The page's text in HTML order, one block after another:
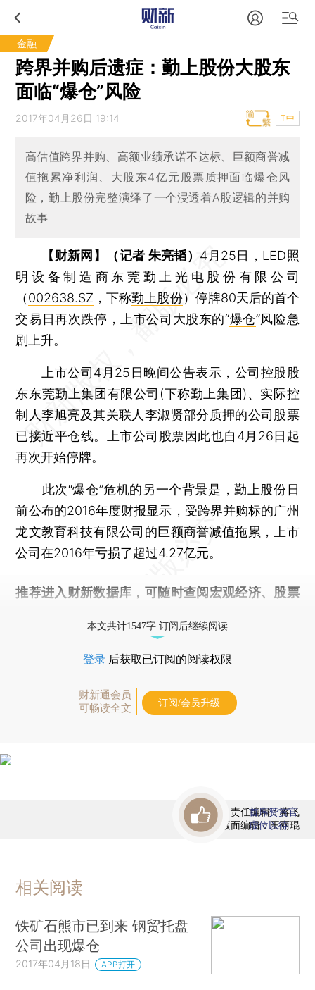
金融
跨界并购后遗症：勤上股份大股东
面临“爆仓”风险
2017年04月26日 19:14 T中
高估值跨界并购、高额业绩承诺不达标、巨额商誉减
值拖累净利润、大股东4亿元股票质押面临爆仓风
险，勤上股份完整演绎了一个浸透着A股逻辑的并购
故事
【财新网】（记者 朱亮韬） 4月25日，LED照
明设备制造商东莞勤上光电股份有限公司
（002638.SZ ，下称勤上股份）停牌80天后的首个
交易日再次跌停，上市公司大股东的“爆仓”风险急
剧上升。
上市公司4月25日晚间公告表示，公司控股股
东东莞勤上集团有限公司(下称勤上集团)、实际控
制人李旭亮及其关联人李淑贤部分质押的公司股票
已接近平仓线。上市公司股票因此也自4月26日起
再次开始停牌。
此次“爆仓”危机的另一个背景是，勤上股份日
前公布的2016年度财报显示，受跨界并购标的广州
龙文教育科技有限公司的巨额商誉减值拖累，上市
公司在2016年亏损了超过4.27亿元。
推荐进入 财新数据库 ，可随时查阅宏观经济、股票
本文共计1547字 订阅后继续阅读
登录 后获取已订阅的阅读权限
财新通会员
可畅读全文
订阅/会员升级
责任编辑：蒋飞
版面编辑：王丽琨
首席赞赏官
虚位以待
相关阅读
铁矿石熊市已到来 钢贸托盘
公司出现爆仓
2017年04月18日 APP打开